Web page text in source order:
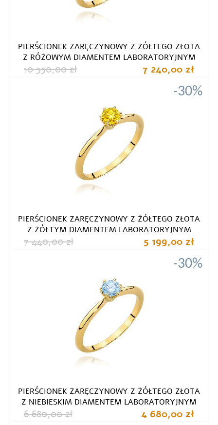
PIERŚCIONEK ZARĘCZYNOWY Z ŻÓŁTEGO ZŁOTA
Z RÓŻOWYM DIAMENTEM LABORATORYJNYM
10 350,00 zł 7 240,00 zł
-30%
PIERŚCIONEK ZARĘCZYNOWY Z ŻÓŁTEGO ZŁOTA
Z ŻÓŁTYM DIAMENTEM LABORATORYJNYM
7 440,00 zł 5 199,00 zł
-30%
PIERŚCIONEK ZARĘCZYNOWY Z ŻÓŁTEGO ZŁOTA
Z NIEBIESKIM DIAMENTEM LABORATORYJNYM
6 680,00 zł 4 680,00 zł